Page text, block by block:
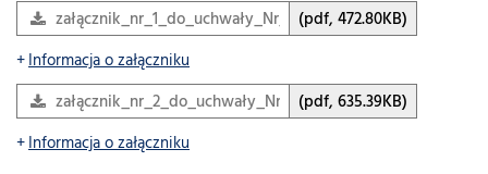
załącznik_nr_1_do_uchwały_Nr_1065_26(pdf, 472.80KB)
Informacja o załączniku
załącznik_nr_2_do_uchwały_Nr_1065_26(pdf, 635.39KB)
Informacja o załączniku